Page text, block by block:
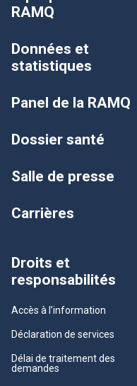
RAMQ
Données et
statistiques
Panel de la RAMQ
Dossier santé
Salle de presse
Carrières
Droits et
responsabilités
Accès à l’information
Déclaration de services
Délai de traitement des
demandes